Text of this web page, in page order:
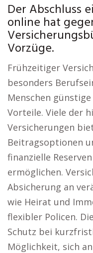
Der Abschluss
online hat
Vorzüge.
Frühzeitiger
besonders
Menschen
Vorteile. Viele der
Versicherungen
Beitragsoptionen
finanzielle
ermöglichen.
Absicherung an
wie Heirat und
flexibler Policen.
Schutz bei
Möglichkeit, sich